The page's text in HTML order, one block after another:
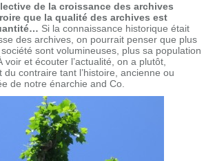
de la croissance des archives
que la qualité des archives est
Si la connaissance historique était
des archives, on pourrait penser que plus
société sont volumineuses, plus sa population
voir et écouter l’actualité, on a plutôt,
du contraire tant l’histoire, ancienne ou
de notre énarchie and Co.